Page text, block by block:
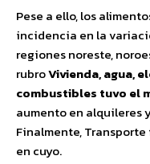
Pese a ello, los
incidencia en la
regiones noreste,
rubroVivienda, agua,
combustibles tuvo el
aumento en alquileres
Finalmente,
en cuyo.